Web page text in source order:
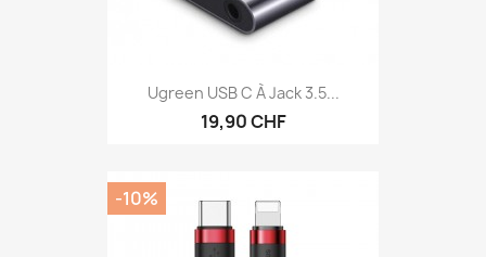
Ugreen USB C À Jack 3.5...
19,90 CHF
-10%